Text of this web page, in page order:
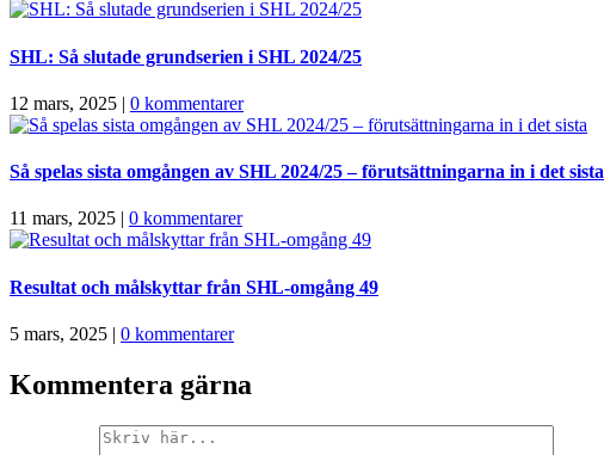
SHL: Så slutade grundserien i SHL 2024/25
12 mars, 2025 | 0 kommentarer
Så spelas sista omgången av SHL 2024/25 – förutsättningarna in i det sista
11 mars, 2025 0 kommentarer
Resultat och målskyttar från SHL-omgång 49
5 mars, 2025 | 0 kommentarer
Kommentera gärna